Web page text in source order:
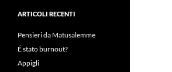
ARTICOLI RECENTI
Pensieri da Matusalemme
É stato burnout?
Appigli